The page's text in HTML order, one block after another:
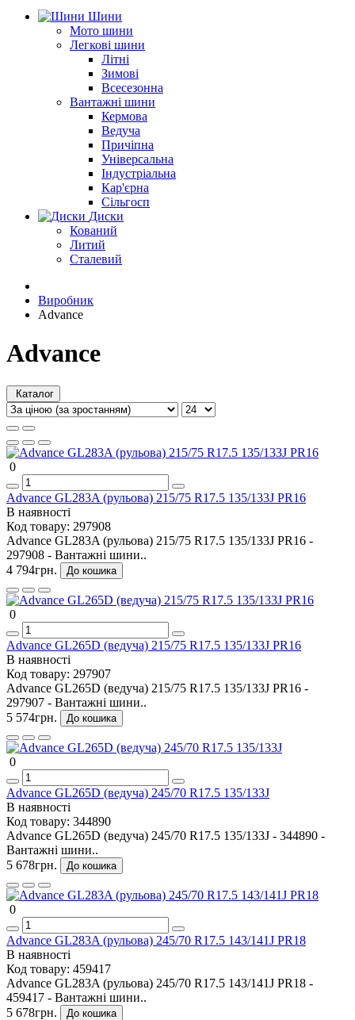
Шини
Мото шини
Легкові шини
Літні
Зимові
Всесезонна
Вантажні шини
Кермова
Ведуча
Причіпна
Універсальна
Індустріальна
Кар'єрна
Сільгосп
Диски
Кований
Литий
Сталевий
Виробник
Advance
Advance
Каталог
0
Advance GL283A (рульова) 215/75 R17.5 135/133J PR16
В наявності
Код товару: 297908
Advance GL283A (рульова) 215/75 R17.5 135/133J PR16 -
297908 - Вантажні шини..
4 794грн.
До кошика
0
Advance GL265D (ведуча) 215/75 R17.5 135/133J PR16
В наявності
Код товару: 297907
Advance GL265D (ведуча) 215/75 R17.5 135/133J PR16 -
297907 - Вантажні шини..
5 574грн.
До кошика
0
Advance GL265D (ведуча) 245/70 R17.5 135/133J
В наявності
Код товару: 344890
Advance GL265D (ведуча) 245/70 R17.5 135/133J - 344890 -
Вантажні шини..
5 678грн.
До кошика
0
Advance GL283A (рульова) 245/70 R17.5 143/141J PR18
В наявності
Код товару: 459417
Advance GL283A (рульова) 245/70 R17.5 143/141J PR18 -
459417 - Вантажні шини..
5 678грн.
До кошика